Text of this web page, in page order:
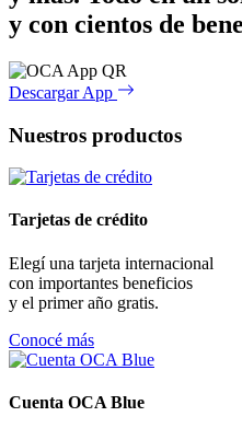
y con cientos de
Descargar App
Nuestros productos
Tarjetas de crédito
Elegí una tarjeta internacional
con importantes beneficios
y el primer año gratis.
Conocé más
Cuenta OCA Blue